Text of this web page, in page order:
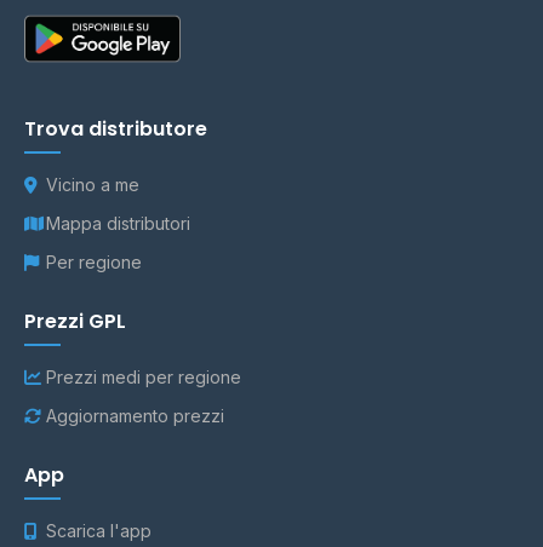
Trova distributore
Vicino a me
Mappa distributori
Per regione
Prezzi GPL
Prezzi medi per regione
Aggiornamento prezzi
App
Scarica l'app